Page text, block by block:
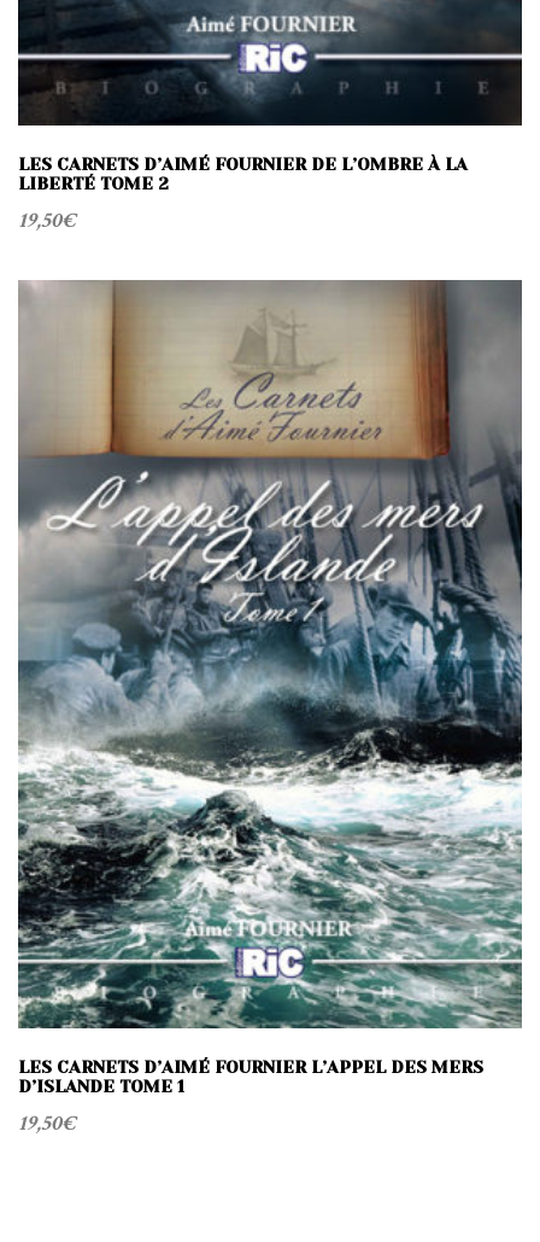
LES CARNETS D’AIMÉ FOURNIER DE L’OMBRE À LA
LIBERTÉ TOME 2
19,50€
LES CARNETS D’AIMÉ FOURNIER L’APPEL DES MERS
D’ISLANDE TOME 1
19,50€